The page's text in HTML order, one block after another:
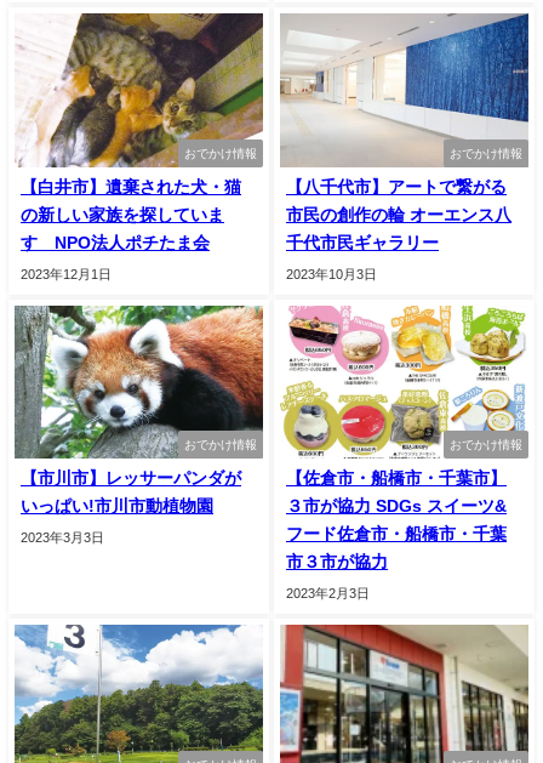
おでかけ情報
【白井市】遺棄された犬・猫
の新しい家族を探していま
す NPO法人ポチたま会
2023年12月1日
おでかけ情報
【八千代市】アートで繋がる
市民の創作の輪 オーエンス八
千代市民ギャラリー
2023年10月3日
おでかけ情報
【市川市】レッサーパンダが
いっぱい!市川市動植物園
2023年3月3日
おでかけ情報
【佐倉市・船橋市・千葉市】
３市が協力 SDGs スイーツ&
フード佐倉市・船橋市・千葉
市３市が協力
2023年2月3日